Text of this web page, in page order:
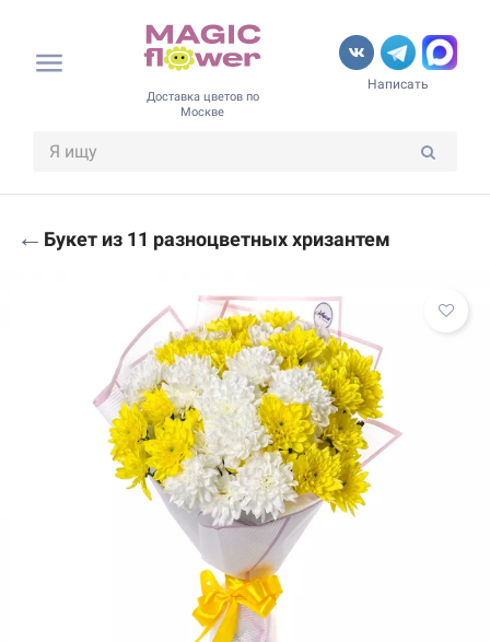
Доставка цветов по
Москве
Написать
← Букет из 11 разноцветных хризантем